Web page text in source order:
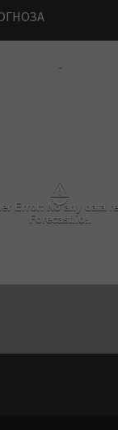
-
⚠
Error: No any data
Forecast.io!.